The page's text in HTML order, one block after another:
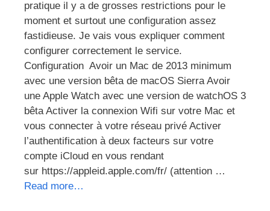
pratique il y a de grosses restrictions pour le
moment et surtout une configuration assez
fastidieuse. Je vais vous expliquer comment
configurer correctement le service.
Configuration Avoir un Mac de 2013 minimum
avec une version bêta de macOS Sierra Avoir
une Apple Watch avec une version de watchOS 3
bêta Activer la connexion Wifi sur votre Mac et
vous connecter à votre réseau privé Activer
l’authentification à deux facteurs sur votre
compte iCloud en vous rendant
sur https://appleid.apple.com/fr/ (attention …
Read more…